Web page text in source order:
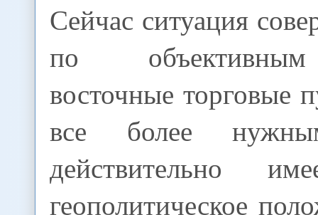
Сейчас ситуация
по
восточные торговые
все более
действительно
геополитическое